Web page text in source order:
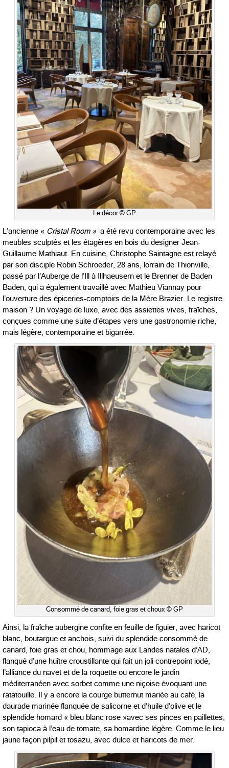
Le décor © GP
L’ancienne « Cristal Room » a été revu contemporaine avec les
meubles sculptés et les étagères en bois du designer Jean-
Guillaume Mathiaut. En cuisine, Christophe Saintagne est relayé
par son disciple Robin Schroeder, 28 ans, lorrain de Thionville,
passé par l’Auberge de l’Ill à Illhaeusern et le Brenner de Baden
Baden, qui a également travaillé avec Mathieu Viannay pour
’ouverture des épiceries-comptoirs de la Mère Brazier. Le registre
maison ? Un voyage de luxe, avec des assiettes vives, fraîches,
conçues comme une suite d’étapes vers une gastronomie riche,
mais légère, contemporaine et bigarrée.
Consommé de canard, foie gras et choux © GP
Ainsi, la fraîche aubergine confite en feuille de figuier, avec haricot
blanc, boutargue et anchois, suivi du splendide consommé de
canard, foie gras et chou, hommage aux Landes natales d’AD,
flanqué d’une huître croustillante qui fait un joli contrepoint iodé,
l’alliance du navet et de la roquette ou encore le jardin
méditerranéen avec sorbet comme une niçoise évoquant une
ratatouille. Il y a encore la courge butternut mariée au café, la
daurade marinée flanquée de salicorne et d’huile d’olive et le
splendide homard « bleu blanc rose »avec ses pinces en paillettes,
son tapioca à l’eau de tomate, sa homardine légère. Comme le lieu
jaune façon pilpil et tosazu, avec dulce et haricots de mer.